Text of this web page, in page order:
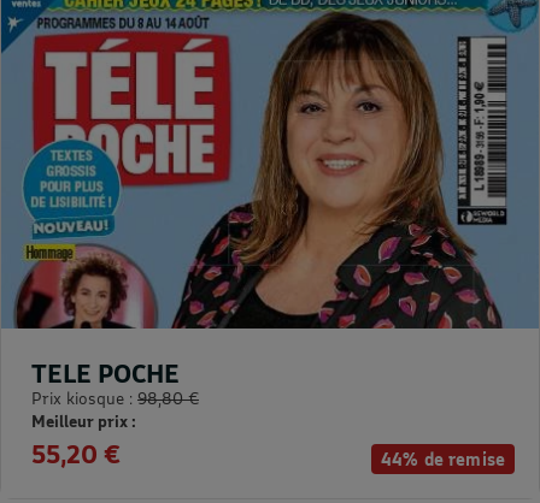
44% de remise
TELE POCHE
Prix kiosque : 98,80 €
Meilleur prix :
55,20 €